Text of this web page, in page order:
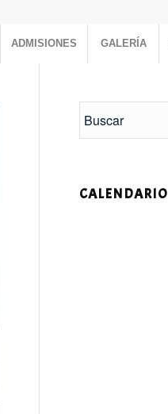
ADMISIONES GALERÍA
CALENDARIO